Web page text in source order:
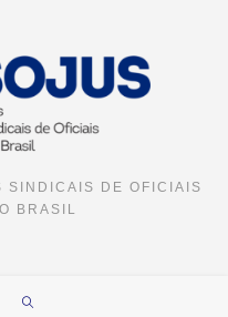
SINDICAIS DE OFICIAIS
BRASIL